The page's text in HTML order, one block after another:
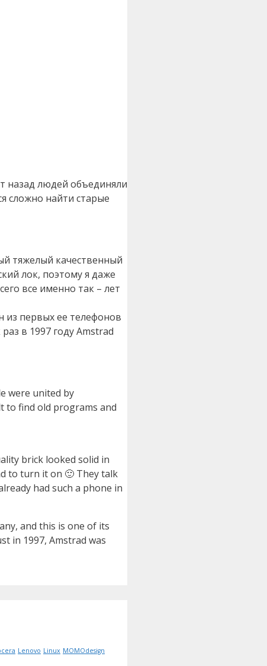
назад людей объединяли
сложно найти старые
тяжелый качественный
лок, поэтому я даже
все именно так – лет
из первых ее телефонов
в 1997 году Amstrad
were united by
to find old programs and
brick looked solid in
to turn it on 🙂 They talk
had such a phone in
and this is one of its
in 1997, Amstrad was
Lenovo Linux MOMOdesign